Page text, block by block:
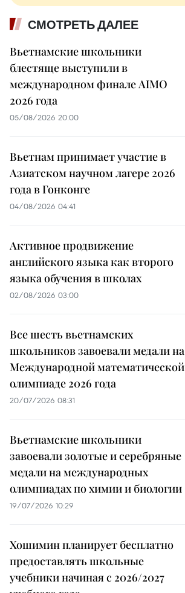
СМОТРЕТЬ ДАЛЕЕ
Вьетнамские школьники
блестяще выступили в
международном финале AIMO
2026 года
05/08/2026 20:00
Вьетнам принимает участие в
Азиатском научном лагере 2026
года в Гонконге
04/08/2026 04:41
Активное продвижение
английского языка как второго
языка обучения в школах
02/08/2026 03:00
Все шесть вьетнамских
школьников завоевали медали на
Международной математической
олимпиаде 2026 года
20/07/2026 08:31
Вьетнамские школьники
завоевали золотые и серебряные
медали на международных
олимпиадах по химии и биологии
19/07/2026 10:29
Хошимин планирует бесплатно
предоставлять школьные
учебники начиная с 2026/2027